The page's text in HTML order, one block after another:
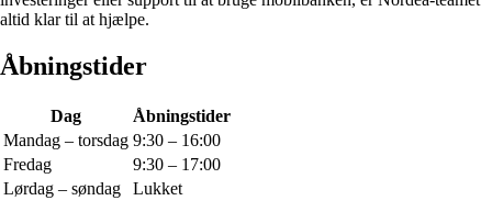
altid klar til at hjælpe.
Åbningstider
Dag
Åbningstider
Mandag – torsdag 9:30 – 16:00
Fredag
9:30 – 17:00
Lørdag – søndag
Lukket